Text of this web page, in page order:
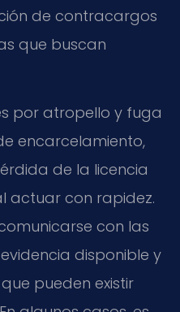
de contracargos
que buscan
por atropello y fuga
encarcelamiento,
de la licencia
actuar con rapidez.
con las
disponible y
pueden existir